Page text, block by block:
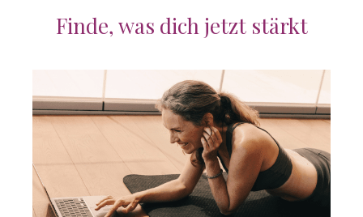
Finde, was dich jetzt stärkt